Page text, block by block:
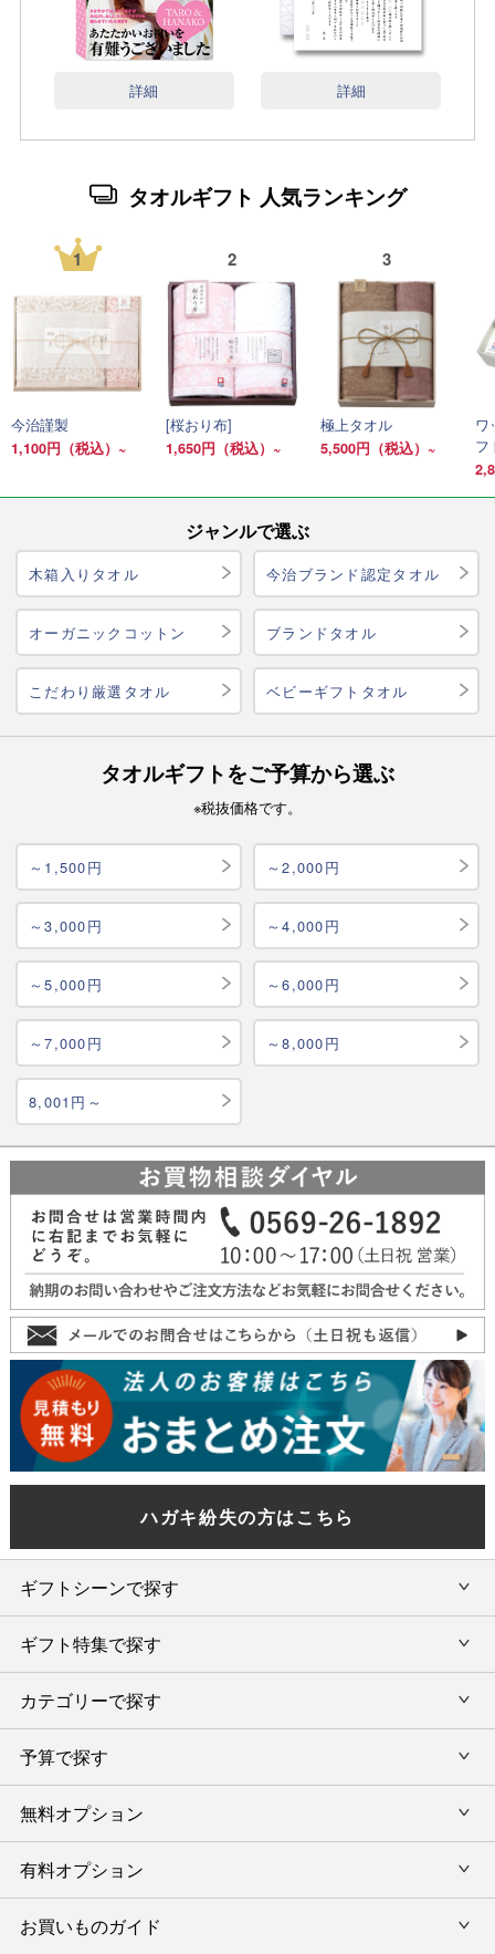
詳細 詳細
タオルギフト 人気ランキング
1
今治謹製
1,100円（税込）~
2
[桜おり布]
1,650円（税込）~
3
極上タオル
5,500円（税込）~
ワ
フ
ジャンルで選ぶ
木箱入りタオル 今治ブランド認定タオル
オーガニックコットン ブランドタオル
こだわり厳選タオル ベビーギフトタオル
タオルギフトをご予算から選ぶ
※税抜価格です。
～1,500円 ～2,000円
～3,000円 ～4,000円
～5,000円 ～6,000円
～7,000円 ～8,000円
8,001円～
ハガキ紛失の方はこちら
ギフトシーンで探す
内祝い・お返し
結婚内祝い・引出物
出産内祝い・お返し
香典返し・法要引出物
新築内祝い・引越ご挨拶
入学内祝い
ギフト特集で探す
旅行カタログギフト
カタログギフトランキング
今治タオル特集
カテゴリーで探す
カタログギフト
グルメ限定カタログギフト
タオルギフト
予算で探す
カタログギフトを予算で選ぶ
タオルギフトを予算で選ぶ
無料オプション
ラッピング
のし
有料オプション
風呂敷
お買いものガイド